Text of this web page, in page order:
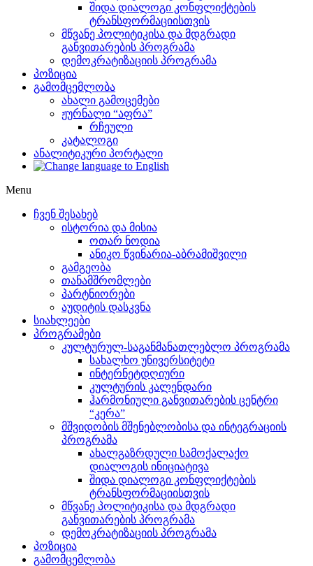
შიდა დიალოგი კონფლიქტების
ტრანსფორმაციისთვის
მწვანე პოლიტიკისა და მდგრადი
განვითარების პროგრამა
დემოკრატიზაციის პროგრამა
პოზიცია
გამომცემლობა
ახალი გამოცემები
ჟურნალი “აფრა”
რჩეული
კატალოგი
ანალიტიკური პორტალი
Menu
ჩვენ შესახებ
ისტორია და მისია
ოთარ ნოდია
ანიკო წვინარია-აბრამიშვილი
გამგეობა
თანამშრომლები
პარტნიორები
აუდიტის დასკვნა
სიახლეები
პროგრამები
კულტურულ-საგანმანათლებლო პროგრამა
სახალხო უნივერსიტეტი
ინტერნეტდღიური
კულტურის კალენდარი
ჰარმონიული განვითარების ცენტრი
“კერა”
მშვიდობის მშენებლობისა და ინტეგრაციის
პროგრამა
ახალგაზრდული სამოქალაქო
დიალოგის ინიციატივა
შიდა დიალოგი კონფლიქტების
ტრანსფორმაციისთვის
მწვანე პოლიტიკისა და მდგრადი
განვითარების პროგრამა
დემოკრატიზაციის პროგრამა
პოზიცია
გამომცემლობა